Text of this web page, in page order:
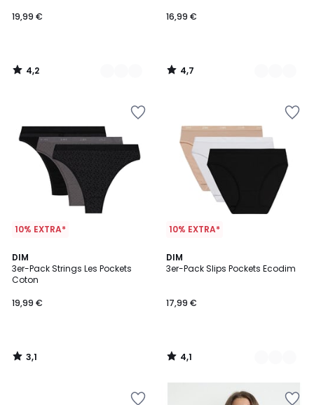
19,99 €
4,2
/
16,99 €
4,7
/
10% EXTRA*
DIM
3er-Pack Strings Les Pockets
Coton
19,99 €
3,1
/
5
3,1
/
10% EXTRA*
DIM
3er-Pack Slips Pockets Ecodim
17,99 €
4,1
/ 5
5
Farben
4,1
/